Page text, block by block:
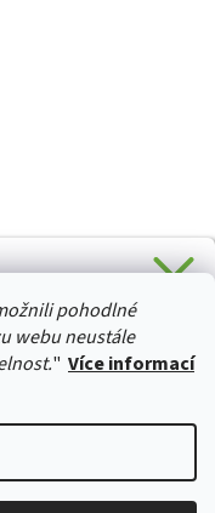
pohodlné
webu neustále
" Více informací
vyhrazena.Upravit
obchodu a je
údajů